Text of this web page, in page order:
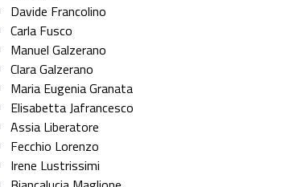
Davide Francolino
Carla Fusco
Manuel Galzerano
Clara Galzerano
Maria Eugenia Granata
Elisabetta Jafrancesco
Assia Liberatore
Fecchio Lorenzo
Irene Lustrissimi